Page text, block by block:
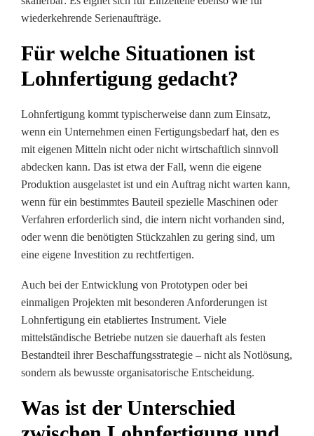
wiederkehrende Serienaufträge.
Für welche Situationen ist
Lohnfertigung gedacht?
Lohnfertigung kommt typischerweise dann zum Einsatz,
wenn ein Unternehmen einen Fertigungsbedarf hat, den es
mit eigenen Mitteln nicht oder nicht wirtschaftlich sinnvoll
abdecken kann. Das ist etwa der Fall, wenn die eigene
Produktion ausgelastet ist und ein Auftrag nicht warten kann,
wenn für ein bestimmtes Bauteil spezielle Maschinen oder
Verfahren erforderlich sind, die intern nicht vorhanden sind,
oder wenn die benötigten Stückzahlen zu gering sind, um
eine eigene Investition zu rechtfertigen.
Auch bei der Entwicklung von Prototypen oder bei
einmaligen Projekten mit besonderen Anforderungen ist
Lohnfertigung ein etabliertes Instrument. Viele
mittelständische Betriebe nutzen sie dauerhaft als festen
Bestandteil ihrer Beschaffungsstrategie – nicht als Notlösung,
sondern als bewusste organisatorische Entscheidung.
Was ist der Unterschied